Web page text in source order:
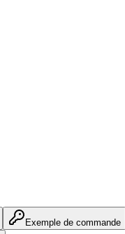
Exemple de commande